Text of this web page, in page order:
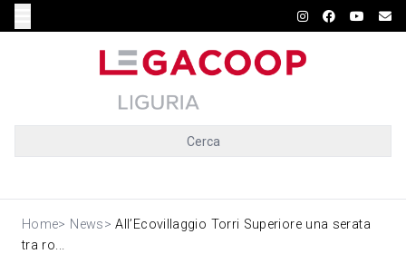
Cerca
Home> News> All’Ecovillaggio Torri Superiore una serata
tra ro...